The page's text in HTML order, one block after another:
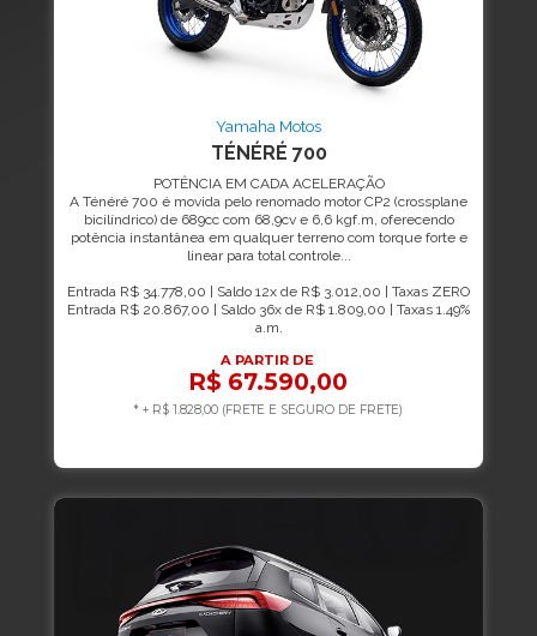
Yamaha Motos
TÉNÉRÉ 700
POTÊNCIA EM CADA ACELERAÇÃO
A Ténéré 700 é movida pelo renomado motor CP2 (crossplane
bicilíndrico) de 689cc com 68,9cv e 6,6 kgf.m, oferecendo
potência instantânea em qualquer terreno com torque forte e
linear para total controle...
Entrada R$ 34.778,00 | Saldo 12x de R$ 3.012,00 | Taxas ZERO
Entrada R$ 20.867,00 | Saldo 36x de R$ 1.809,00 | Taxas 1.49%
a.m.
A PARTIR DE
R$ 67.590,00
* + R$ 1.828,00 (FRETE E SEGURO DE FRETE)